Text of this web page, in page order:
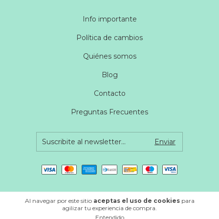
Al navegar por este sitio aceptas el uso de cookiespara
agilizar tu experiencia de compra.
Entendido
Info importante
Política de cambios
Quiénes somos
Blog
Contacto
Preguntas Frecuentes
Copyright uvé creativo - 2026. Todos los derechos reservados.